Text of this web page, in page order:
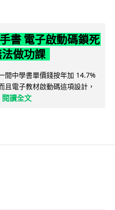
書 電子啟動碼鎖死
做功課
間中學書單價錢按年加 14.7%
且電子教材啟動碼這項設計，
閱讀全文